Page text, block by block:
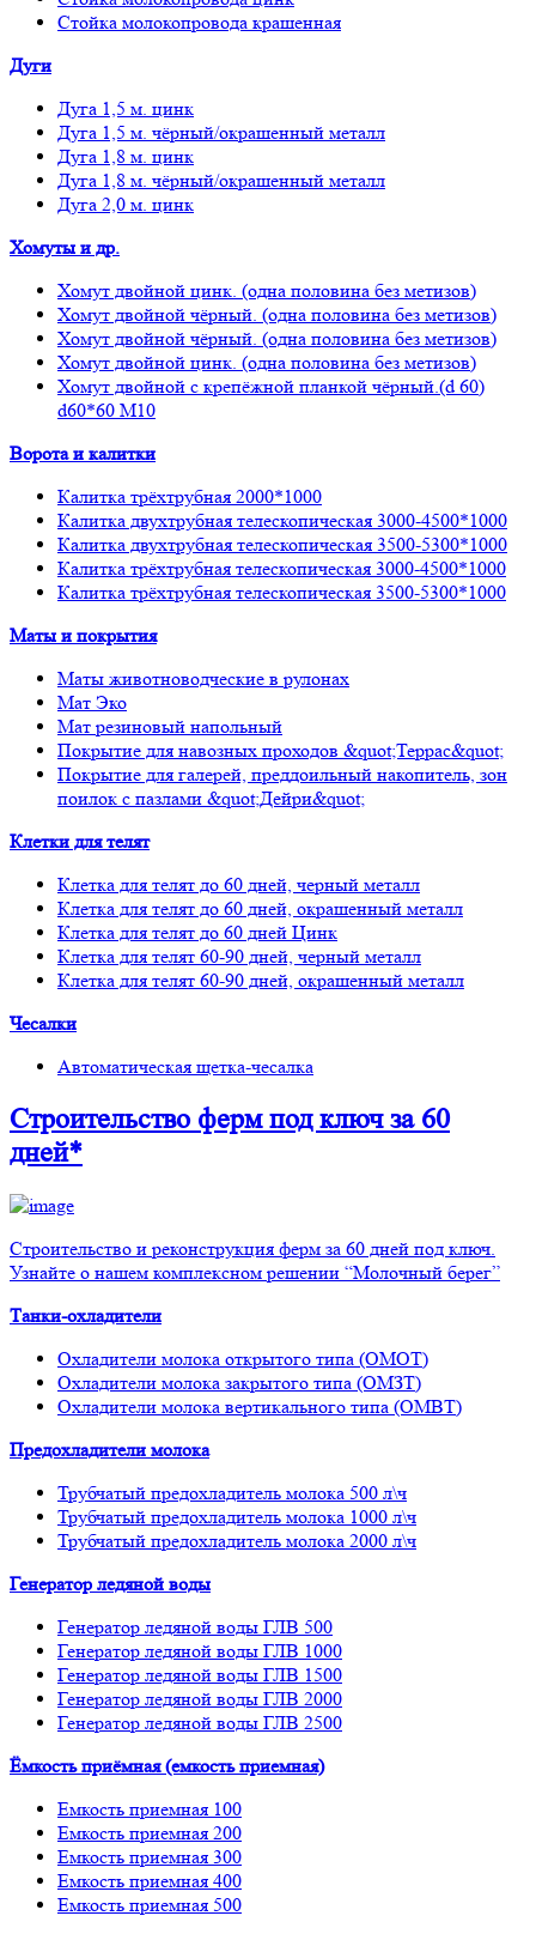
Стойка молокопровода крашенная
Дуги
Дуга 1,5 м. цинк
Дуга 1,5 м. чёрный/окрашенный металл
Дуга 1,8 м. цинк
Дуга 1,8 м. чёрный/окрашенный металл
Дуга 2,0 м. цинк
Хомуты и др.
Хомут двойной цинк. (одна половина без метизов)
Хомут двойной чёрный. (одна половина без метизов)
Хомут двойной чёрный. (одна половина без метизов)
Хомут двойной цинк. (одна половина без метизов)
Хомут двойной с крепёжной планкой чёрный.(d 60)
d60*60 М10
Ворота и калитки
Калитка трёхтрубная 2000*1000
Калитка двухтрубная телескопическая 3000-4500*1000
Калитка двухтрубная телескопическая 3500-5300*1000
Калитка трёхтрубная телескопическая 3000-4500*1000
Калитка трёхтрубная телескопическая 3500-5300*1000
Маты и покрытия
Маты животноводческие в рулонах
Мат Эко
Мат резиновый напольный
Покрытие для навозных проходов &quot;Террас&quot;
Покрытие для галерей, преддоильный накопитель, зон
поилок с пазлами &quot;Дейри&quot;
Клетки для телят
Клетка для телят до 60 дней, черный металл
Клетка для телят до 60 дней, окрашенный металл
Клетка для телят до 60 дней Цинк
Клетка для телят 60-90 дней, черный металл
Клетка для телят 60-90 дней, окрашенный металл
Чесалки
Автоматическая щетка-чесалка
Строительство фермпод ключ за 60
дней*
Строительство и реконструкция ферм за 60 дней под ключ.
Узнайте о нашем комплексном решении “Молочный берег”
Танки-охладители
Охладители молока открытого типа (ОМОТ)
Охладители молока закрытого типа (ОМЗТ)
Охладители молока вертикального типа (ОМВТ)
Предохладители молока
Трубчатый предохладитель молока 500 л\ч
Трубчатый предохладитель молока 1000 л\ч
Трубчатый предохладитель молока 2000 л\ч
Генератор ледяной воды
Генератор ледяной воды ГЛВ 500
Генератор ледяной воды ГЛВ 1000
Генератор ледяной воды ГЛВ 1500
Генератор ледяной воды ГЛВ 2000
Генератор ледяной воды ГЛВ 2500
Ёмкость приёмная (емкость приемная)
Емкость приемная 100
Емкость приемная 200
Емкость приемная 300
Емкость приемная 400
Емкость приемная 500